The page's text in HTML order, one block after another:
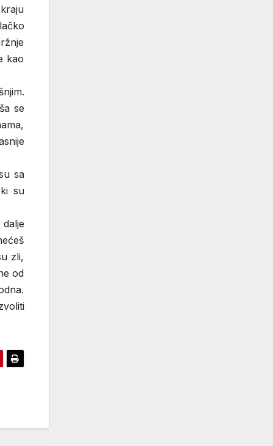
kao
se
sa
su
zli,
od